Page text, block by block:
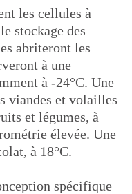
les cellules à
stockage des
abriteront les
à une
à -24°C. Une
viandes et volailles
et légumes, à
élevée. Une
à 18°C.
spécifique